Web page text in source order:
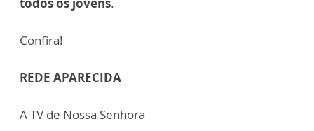
Confira!
REDE APARECIDA
A TV de Nossa Senhora